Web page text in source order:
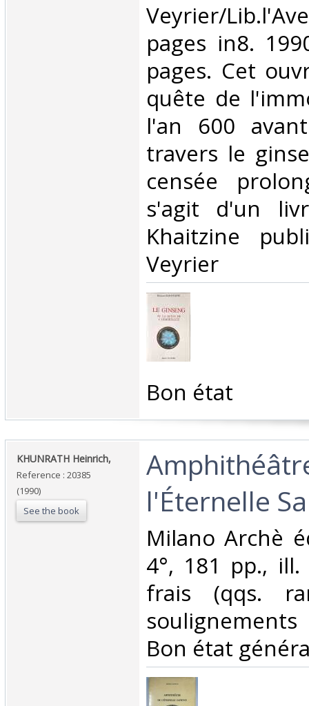
‎Veyrier/
pages in8.
pages. Cet
quête de
l'an 600
travers le
censée
s'agit d'un
Khaitzine
Veyrier‎
‎Bon état‎
‎KHUNRATH Heinrich,‎
Reference : 20385
(1990)
See the book
l'Éternelle
‎Milano Archè
4°, 181 pp.,
frais (qqs.
Bon état